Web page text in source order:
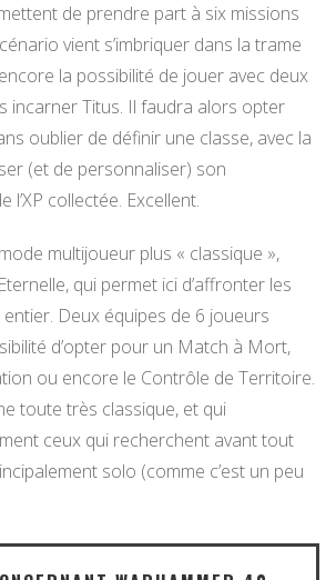
de prendre part à six missions
vient s’imbriquer dans la trame
la possibilité de jouer avec deux
incarner Titus. Il faudra alors opter
oublier de définir une classe, avec la
(et de personnaliser) son
l’XP collectée. Excellent.
multijoueur plus « classique »,
qui permet ici d’affronter les
Deux équipes de 6 joueurs
d’opter pour un Match à Mort,
ou encore le Contrôle de Territoire.
toute très classique, et qui
ceux qui recherchent avant tout
solo (comme c’est un peu